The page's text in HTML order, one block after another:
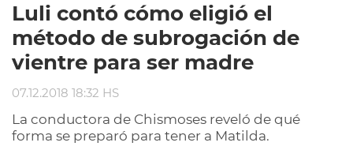
Luli contó cómo eligió el
método de subrogación de
vientre para ser madre
07.12.2018 18:32 HS
La conductora de Chismoses reveló de qué
forma se preparó para tener a Matilda.